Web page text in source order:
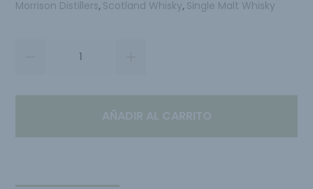
Morrison Distillers, Scotland Whisky, Single Malt Whisky
AÑADIR AL CARRITO